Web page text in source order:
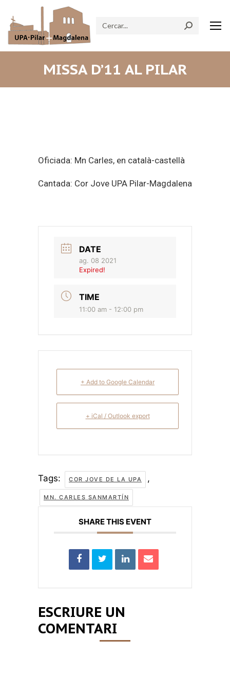
Search:
MISSA D’11 AL PILAR
Oficiada: Mn Carles, en català-castellà
Cantada: Cor Jove UPA Pilar-Magdalena
DATE
ag. 08 2021
Expired!
TIME
11:00 am - 12:00 pm
+ Add to Google Calendar
+ iCal / Outlook export
Tags: COR JOVE DE LA UPA ,
MN. CARLES SANMARTÍN
SHARE THIS EVENT
ESCRIURE UN
COMENTARI